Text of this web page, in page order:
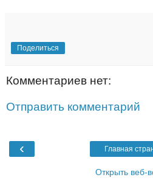
Поделиться
Комментариев нет:
Отправить комментарий
‹ Главная
Открыть веб-